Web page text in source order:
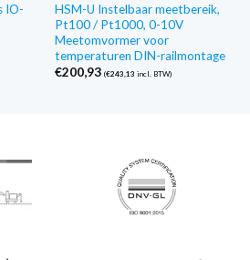
IO-
HSM-U Instelbaar meetbereik,
Pt100 / Pt1000, 0-10V
Meetomvormer voor
temperaturen DIN-railmontage
€200,93 (€243,13 incl. BTW)